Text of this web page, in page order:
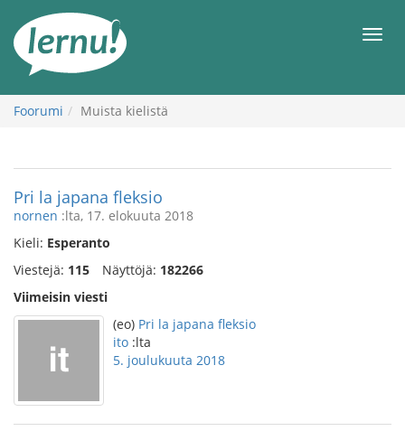
sisältöön
Foorumi Muista kielistä
Pri la japana fleksio
nornen :lta, 17. elokuuta 2018
Kieli: Esperanto
Viestejä: 115 Näyttöjä: 182266
Viimeisin viesti
(eo) Pri la japana fleksio
ito :lta
5. joulukuuta 2018